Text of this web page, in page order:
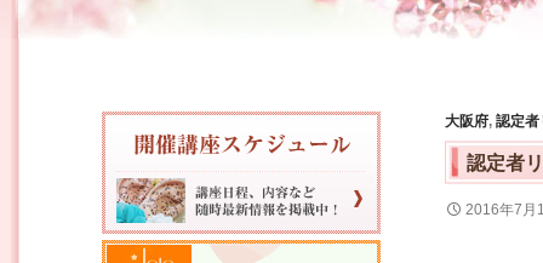
大阪府, 認定者
認定者
2016年7月